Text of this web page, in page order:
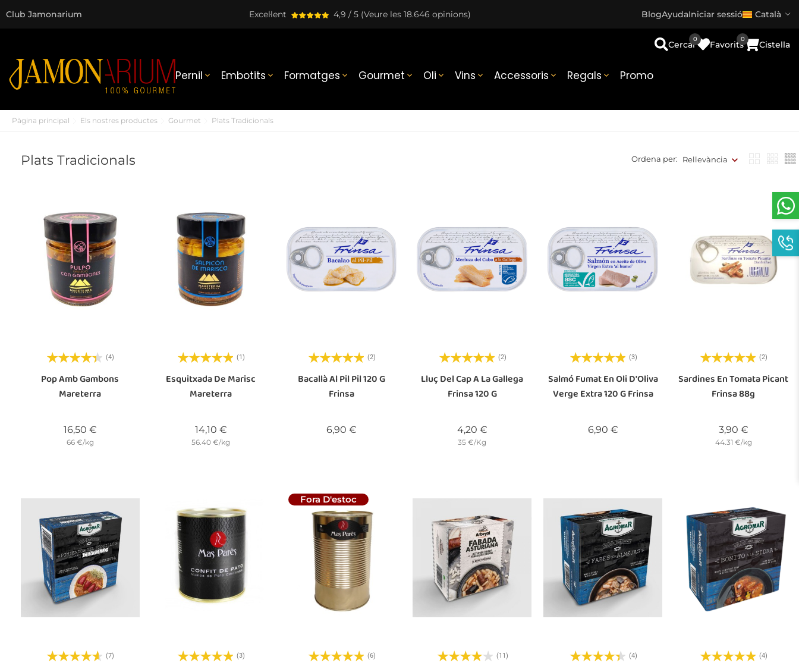
Club Jamonarium Excel·lent 4,9 / 5 (Veure les 18.646 opinions) BlogAyudaIniciar sessió Català
Pernil  Embotits  Formatges  Gourmet  Oli  Vins  Accessoris  Regals  Promo
Cercar Favorits
0
Cistella
0
Pàgina principal Els nostres productes Gourmet Plats Tradicionals
Plats Tradicionals Ordena per: Rellevància
(4)
Pop Amb Gambons
Mareterra
16,50 €Preu
66 €/kg
(1)
Esquitxada De Marisc
Mareterra
14,10 €Preu
56.40 €/kg
(2)
Bacallà Al Pil Pil 120 G
Frinsa
6,90 €
(2)
Lluç Del Cap A La Gallega
Frinsa 120 G
4,20 €Preu
35 €/Kg
(3)
Salmó Fumat En Oli D'Oliva
Verge Extra 120 G Frinsa
6,90 €Preu
(2)
Sardines En Tomata Picant
Frinsa 88g
3,90 €Preu
44.31 €/kg
(7) (3)
Fora D'estoc
(6) (11) (4) (4)